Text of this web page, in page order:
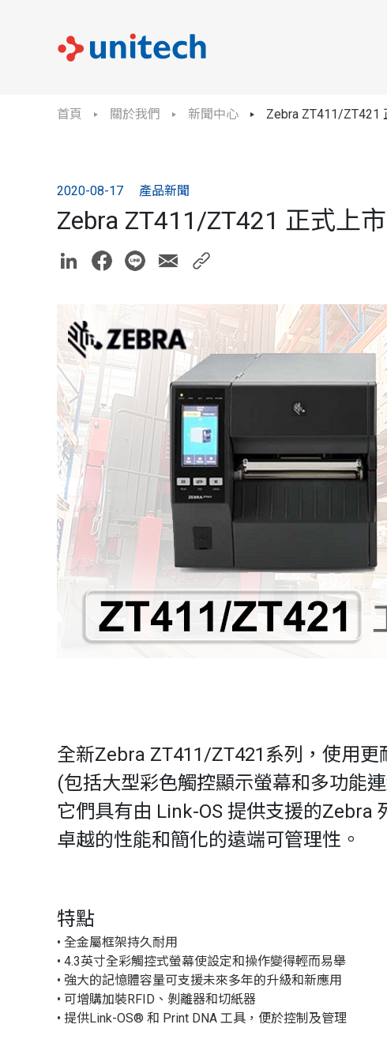
首頁 關於我們 新聞中心 Zebra ZT411/ZT421
2020-08-17 產品新聞
Zebra ZT411/ZT421 正式上市
全新Zebra ZT411/ZT421系列，使用
(包括大型彩色觸控顯示螢幕和多功能
它們具有由 Link-OS 提供支援的Zebra
卓越的性能和簡化的遠端可管理性。
特點
• 全金屬框架持久耐用
• 4.3英寸全彩觸控式螢幕使設定和操作變得輕而易舉
• 強大的記憶體容量可支援未來多年的升級和新應用
• 可增購加裝RFID、剝離器和切紙器
• 提供Link-OS® 和 Print DNA 工具，便於控制及管理